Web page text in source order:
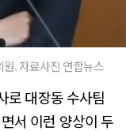
. 자료사진 연합뉴스
로 대장동 수사팀
서 이런 양상이 두